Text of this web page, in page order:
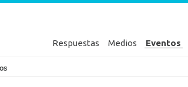
Respuestas Medios Eventos
Génesis